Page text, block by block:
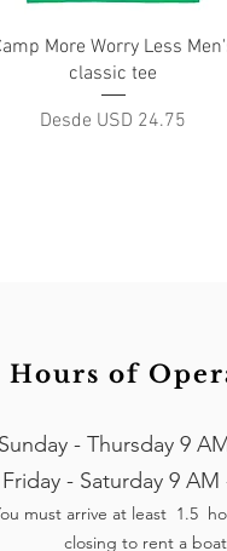
Vista rápida
More Worry Less
classic tee
Desde USD 24.75
Precio de oferta
Sunday - Thursday 9
Friday - Saturday 9 AM
must arrive at least 1.5
closing to rent a
Hours of